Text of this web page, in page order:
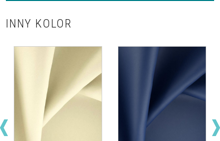
INNY KOLOR